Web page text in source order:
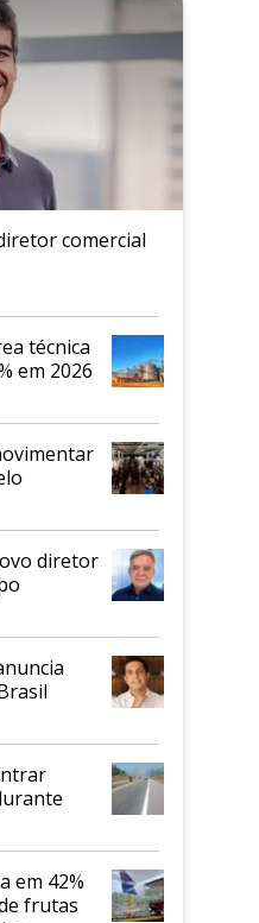
comercial
técnica
em 2026
diretor
em 42%
frutas